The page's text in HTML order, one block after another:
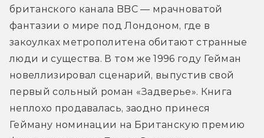
британского канала BBC — мрачноватой
фантазии о мире под Лондоном, где в
закоулках метрополитена обитают странные
люди и существа. В том же 1996 году Гейман
новеллизировал сценарий, выпустив свой
первый сольный роман «Задверье». Книга
неплохо продавалась, заодно принеся
Гейману номинации на Британскую премию